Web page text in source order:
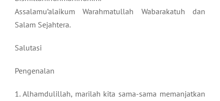
Assalamu’alaikum Warahmatullah Wabarakatuh dan
Salam Sejahtera.
Salutasi
Pengenalan
1. Alhamdulillah, marilah kita sama-sama memanjatkan